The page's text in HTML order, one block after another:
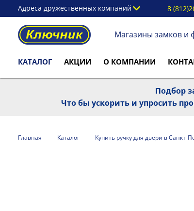
Адреса дружественных компаний 8
Магазины замков и
КАТАЛОГ АКЦИИ О КОМПАНИИ
Подбор
Что бы ускорить и упросить
Главная Каталог Купить ручку для двери в Санкт-